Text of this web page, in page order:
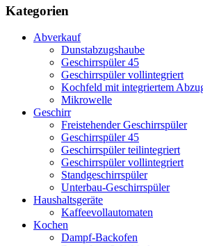
Kategorien
Abverkauf
Dunstabzugshaube
Geschirrspüler 45
Geschirrspüler vollintegriert
Kochfeld mit integriertem
Mikrowelle
Geschirr
Freistehender Geschirrspüler
Geschirrspüler 45
Geschirrspüler teilintegriert
Geschirrspüler vollintegriert
Standgeschirrspüler
Unterbau-Geschirrspüler
Haushaltsgeräte
Kaffeevollautomaten
Kochen
Dampf-Backofen